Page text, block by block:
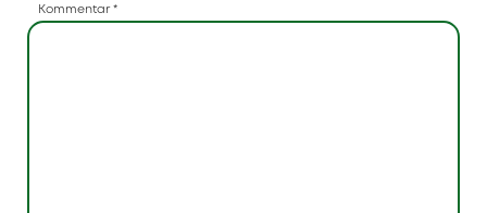
Kommentar *